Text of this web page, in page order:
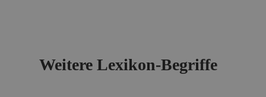
Weitere Lexikon-Begriffe